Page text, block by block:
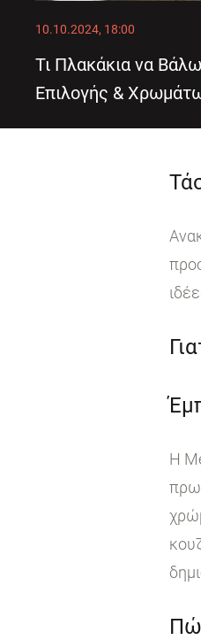
10.10.2024, 18:00
Τι Πλακάκια να
Επιλογής &
Η